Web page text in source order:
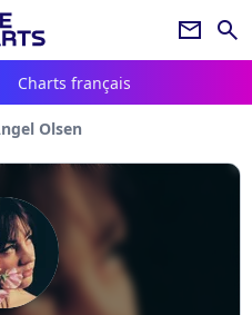
newsletter search
Charts français
Olsen